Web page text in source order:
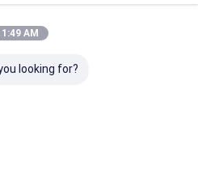
AM
looking for?